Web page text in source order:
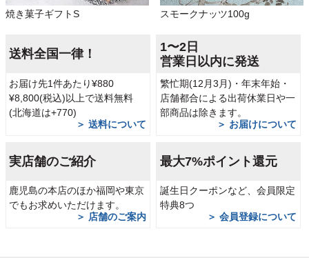
焼き菓子ギフトS スモークナッツ100g
送料全国一律！
お届け先1件あたり¥880
¥8,800(税込)以上で送料無料
(北海道は+770)
＞ 送料について
1〜2日
営業日以内に発送
繁忙期(12月3月)・年末年始・
店舗都合による出荷休業日や一
部商品は除きます。
＞ お届けについて
実店舗のご紹介
鹿児島の本店のほか福岡や東京
でもお求めいただけます。
＞ 店舗のご案内
最大7%ポイント還元
誕生日クーポンなど、会員限定
特典8つ
＞ 会員登録について